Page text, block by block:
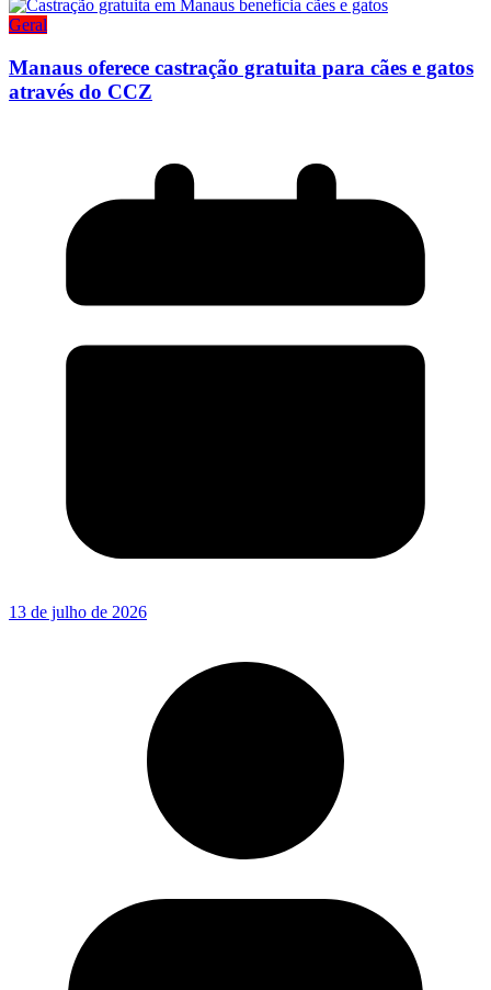
Geral
Manaus oferece castração gratuita para cães e gatos
através do CCZ
13 de julho de 2026